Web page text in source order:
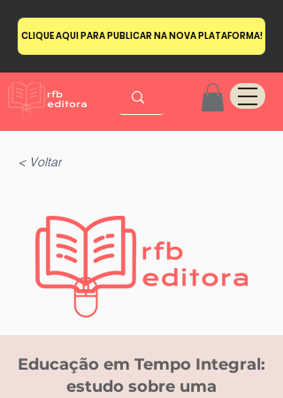
CLIQUE AQUI PARA PUBLICAR NA NOVA PLATAFORMA!
< Voltar
Educação em Tempo Integral:
estudo sobre uma